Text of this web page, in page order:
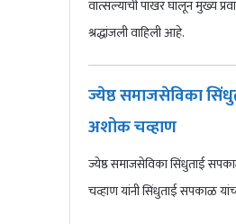
वात्सल्याची पाखर घालून मुख्य
श्रद्धांजली वाहिली आहे.
ज्येष्ठ समाजसेविका
अशोक चव्हाण
ज्येष्ठ समाजसेविका सिंधुताई
चव्हाण यांनी सिंधुताई सपकाळ